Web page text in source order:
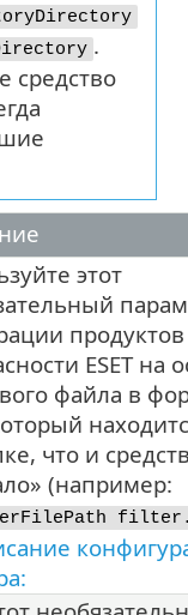
.
средство
этот
продуктов
ESET на
файла в
что и
(например: